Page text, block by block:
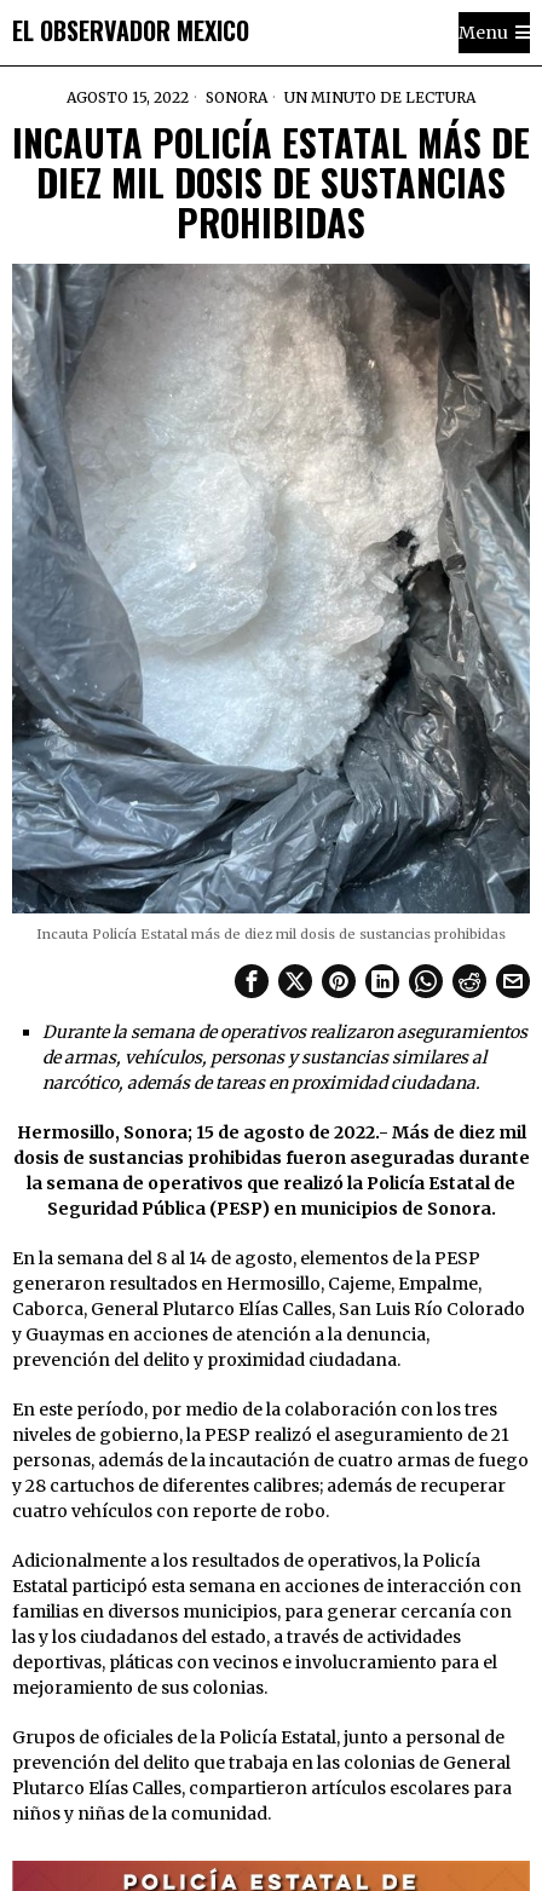
EL OBSERVADOR MEXICO Menu
AGOSTO 15, 2022 SONORA UN MINUTO DE LECTURA
INCAUTA POLICÍA ESTATAL MÁS DE
DIEZ MIL DOSIS DE SUSTANCIAS
PROHIBIDAS
Incauta Policía Estatal más de diez mil dosis de sustancias prohibidas
Durante la semana de operativos realizaron aseguramientos
de armas, vehículos, personas y sustancias similares al
narcótico, además de tareas en proximidad ciudadana.
Hermosillo, Sonora; 15 de agosto de 2022.- Más de diez mil
dosis de sustancias prohibidas fueron aseguradas durante
la semana de operativos que realizó la Policía Estatal de
Seguridad Pública (PESP) en municipios de Sonora.
En la semana del 8 al 14 de agosto, elementos de la PESP
generaron resultados en Hermosillo, Cajeme, Empalme,
Caborca, General Plutarco Elías Calles, San Luis Río Colorado
y Guaymas en acciones de atención a la denuncia,
prevención del delito y proximidad ciudadana.
En este período, por medio de la colaboración con los tres
niveles de gobierno, la PESP realizó el aseguramiento de 21
personas, además de la incautación de cuatro armas de fuego
y 28 cartuchos de diferentes calibres; además de recuperar
cuatro vehículos con reporte de robo.
Adicionalmente a los resultados de operativos, la Policía
Estatal participó esta semana en acciones de interacción con
familias en diversos municipios, para generar cercanía con
las y los ciudadanos del estado, a través de actividades
deportivas, pláticas con vecinos e involucramiento para el
mejoramiento de sus colonias.
Grupos de oficiales de la Policía Estatal, junto a personal de
prevención del delito que trabaja en las colonias de General
Plutarco Elías Calles, compartieron artículos escolares para
niños y niñas de la comunidad.